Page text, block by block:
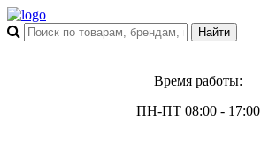
Время работы:
ПН-ПТ 08:00 - 17:00